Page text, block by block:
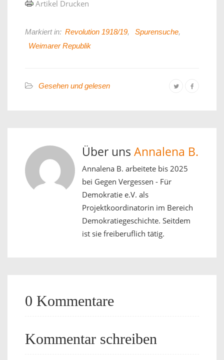
Artikel Drucken
Markiert in: Revolution 1918/19, Spurensuche,
Weimarer Republik
Gesehen und gelesen
Über uns Annalena B.
Annalena B. arbeitete bis 2025
bei Gegen Vergessen - Für
Demokratie e.V. als
Projektkoordinatorin im Bereich
Demokratiegeschichte. Seitdem
ist sie freiberuflich tätig.
0 Kommentare
Kommentar schreiben